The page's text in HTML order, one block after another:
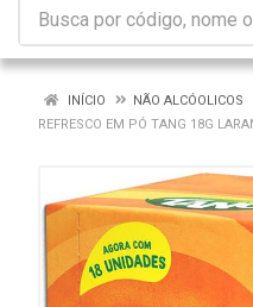
INÍCIO NÃO ALCÓOLICOS
REFRESCO EM PÓ TANG 18G